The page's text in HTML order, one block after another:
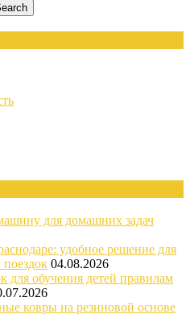
для домашних задач
удобное решение для
04.08.2026
для обучения детей правилам
ковры на резиновой основе